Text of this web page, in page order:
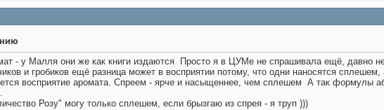
- у Малля они же как книги издаются Просто я в ЦУМе не спрашивала ещё, давно
и гробиков ещё разница может в восприятии потому, что одни наносятся
восприятие аромата. Спреем - ярче и насыщеннее, чем сплешем А так формулы
Розу" могу только сплешем, если брызгаю из спрея - я труп )))